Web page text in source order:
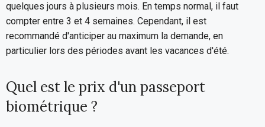
quelques jours à plusieurs mois. En temps normal, il faut
compter entre 3 et 4 semaines. Cependant, il est
recommandé d'anticiper au maximum la demande, en
particulier lors des périodes avant les vacances d'été.
Quel est le prix d'un passeport
biométrique ?